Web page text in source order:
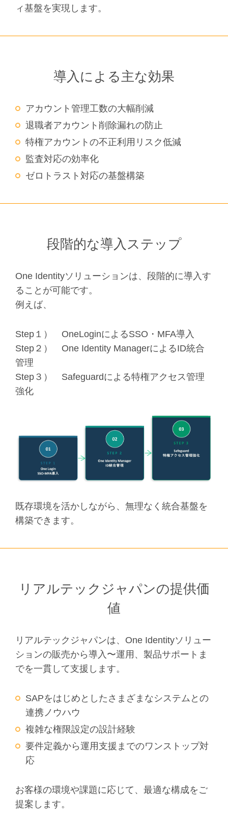
ィ基盤を実現します。
導入による主な効果
アカウント管理工数の大幅削減
退職者アカウント削除漏れの防止
特権アカウントの不正利用リスク低減
監査対応の効率化
ゼロトラスト対応の基盤構築
段階的な導入ステップ
One Identityソリューションは、段階的に導入す
ることが可能です。
例えば、
Step１） OneLoginによるSSO・MFA導入
Step２） One Identity ManagerによるID統合
管理
Step３） Safeguardによる特権アクセス管理
強化
既存環境を活かしながら、無理なく統合基盤を
構築できます。
リアルテックジャパンの提供価
値
リアルテックジャパンは、One Identityソリュー
ションの販売から導入〜運用、製品サポートま
でを一貫して支援します。
SAPをはじめとしたさまざまなシステムとの
連携ノウハウ
複雑な権限設定の設計経験
要件定義から運用支援までのワンストップ対
応
お客様の環境や課題に応じて、最適な構成をご
提案します。